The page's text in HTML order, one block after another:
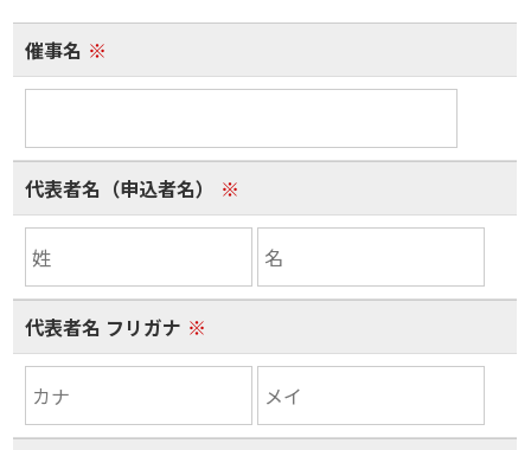
催事名 ※
代表者名（申込者名） ※
代表者名 フリガナ ※